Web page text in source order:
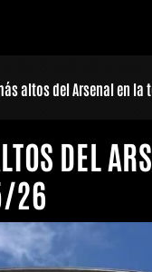
altos del Arsenal en la
DEL
26